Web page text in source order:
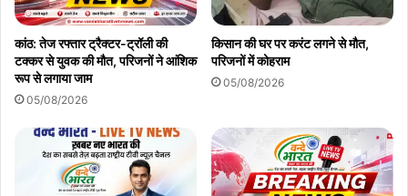
कांठ: तेज रफ्तार ट्रैक्टर-ट्रॉली की
टक्कर से युवक की मौत, परिजनों ने आंशिक
रूप से लगाया जाम
05/08/2026
किसान की घर पर करंट लगने से मौत,
परिजनों में कोहराम
05/08/2026